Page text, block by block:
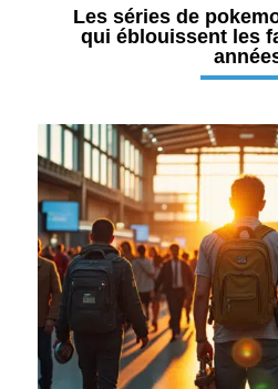
Les séries de
qui éblouissent les